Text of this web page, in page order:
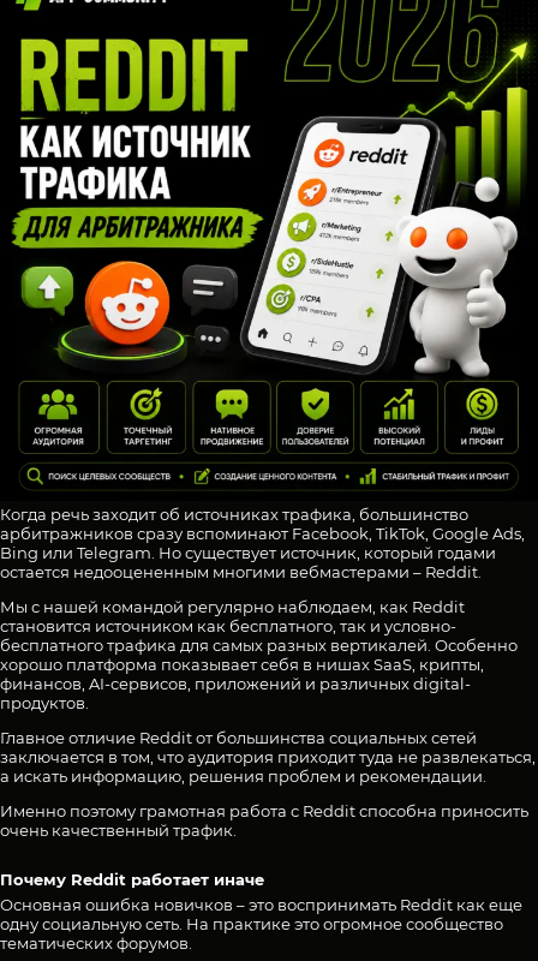
году:
обзор
Когда речь заходит об источниках трафика, большинство
арбитражников сразу вспоминают Facebook, TikTok, Google Ads,
Bing или Telegram. Но существует источник, который годами
остается недооцененным многими вебмастерами – Reddit.
Мы с нашей командой регулярно наблюдаем, как Reddit
становится источником как бесплатного, так и условно-
бесплатного трафика для самых разных вертикалей. Особенно
хорошо платформа показывает себя в нишах SaaS, крипты,
финансов, AI-сервисов, приложений и различных digital-
продуктов.
Главное отличие Reddit от большинства социальных сетей
заключается в том, что аудитория приходит туда не развлекаться,
а искать информацию, решения проблем и рекомендации.
Именно поэтому грамотная работа с Reddit способна приносить
очень качественный трафик.
Почему Reddit работает иначе
Основная ошибка новичков – это воспринимать Reddit как еще
одну социальную сеть. На практике это огромное сообщество
тематических форумов.